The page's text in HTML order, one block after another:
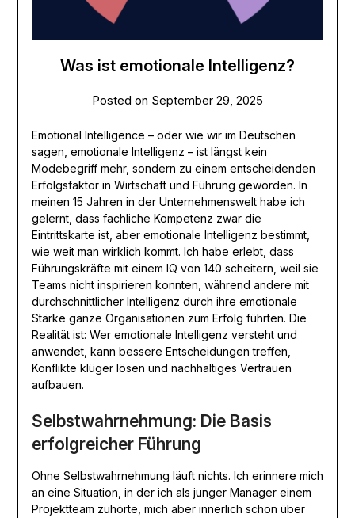
Was ist emotionale Intelligenz?
Posted on September 29, 2025
Emotional Intelligence – oder wie wir im Deutschen
sagen, emotionale Intelligenz – ist längst kein
Modebegriff mehr, sondern zu einem entscheidenden
Erfolgsfaktor in Wirtschaft und Führung geworden. In
meinen 15 Jahren in der Unternehmenswelt habe ich
gelernt, dass fachliche Kompetenz zwar die
Eintrittskarte ist, aber emotionale Intelligenz bestimmt,
wie weit man wirklich kommt. Ich habe erlebt, dass
Führungskräfte mit einem IQ von 140 scheitern, weil sie
Teams nicht inspirieren konnten, während andere mit
durchschnittlicher Intelligenz durch ihre emotionale
Stärke ganze Organisationen zum Erfolg führten. Die
Realität ist: Wer emotionale Intelligenz versteht und
anwendet, kann bessere Entscheidungen treffen,
Konflikte klüger lösen und nachhaltiges Vertrauen
aufbauen.
Selbstwahrnehmung: Die Basis
erfolgreicher Führung
Ohne Selbstwahrnehmung läuft nichts. Ich erinnere mich
an eine Situation, in der ich als junger Manager einem
Projektteam zuhörte, mich aber innerlich schon über